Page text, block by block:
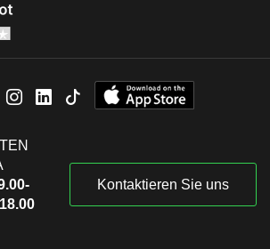
Kontaktieren Sie uns